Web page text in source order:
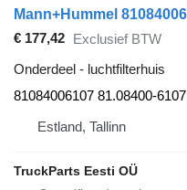
€ 177,42 Exclusief BTW
Onderdeel - luchtfilterhuis
81084006107 81.08400-6107
Estland, Tallinn
TruckParts Eesti OÜ